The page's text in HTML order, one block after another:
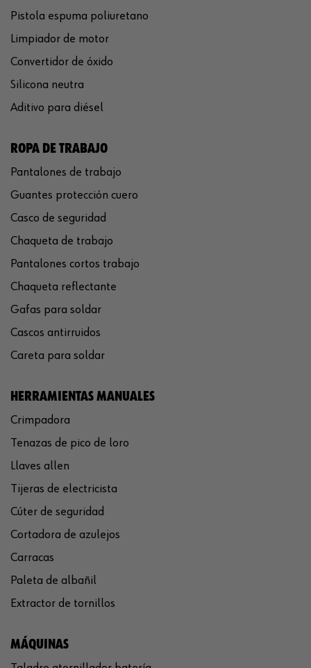
Pistola espuma poliuretano
Limpiador de motor
Convertidor de óxido
Silicona neutra
Aditivo para diésel
ROPA DE TRABAJO
Pantalones de trabajo
Guantes protección cuero
Casco de seguridad
Chaqueta de trabajo
Pantalones cortos trabajo
Chaqueta reflectante
Gafas para soldar
Cascos antirruidos
Careta para soldar
HERRAMIENTAS MANUALES
Crimpadora
Tenazas de pico de loro
Llaves allen
Tijeras de electricista
Cúter de seguridad
Cortadora de azulejos
Carracas
Paleta de albañil
Extractor de tornillos
MÁQUINAS